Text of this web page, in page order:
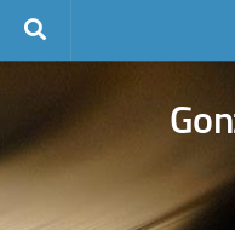
Skip to content